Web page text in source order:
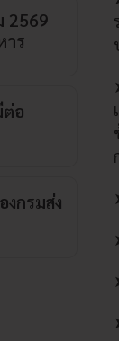
2569
ร
อ
กรมส่ง